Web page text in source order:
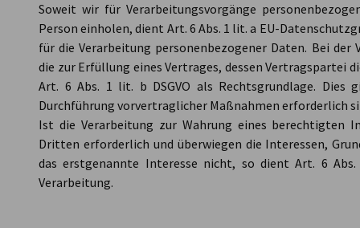
Soweit wir für Verarbeitungsvorgänge
Person einholen, dient Art. 6 Abs. 1 lit. a EU-
für die Verarbeitung personenbezogener Daten. Bei der
die zur Erfüllung eines Vertrages, dessen Vertragspartei
Art. 6 Abs. 1 lit. b DSGVO als Rechtsgrundlage. Dies
Durchführung vorvertraglicher Maßnahmen erforderlich
Ist die Verarbeitung zur Wahrung eines berechtigten
Dritten erforderlich und überwiegen die Interessen,
das erstgenannte Interesse nicht, so dient Art. 6
Verarbeitung.